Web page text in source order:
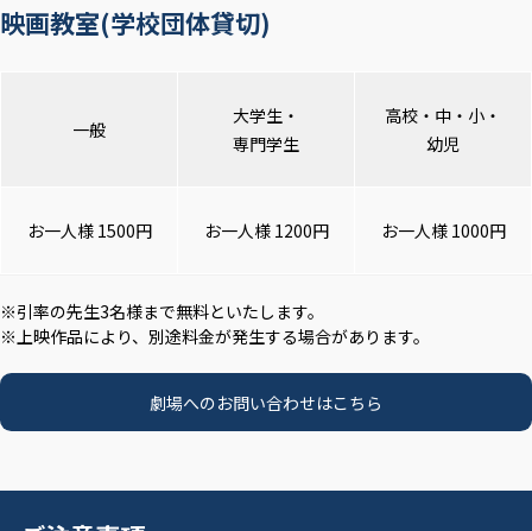
映画教室(学校団体貸切)
一般
大学生・
専門学生
高校・中・小・
幼児
お一人様 1500円 お一人様 1200円 お一人様 1000円
※引率の先生3名様まで無料といたします。
※上映作品により、別途料金が発生する場合があります。
劇場へのお問い合わせはこちら